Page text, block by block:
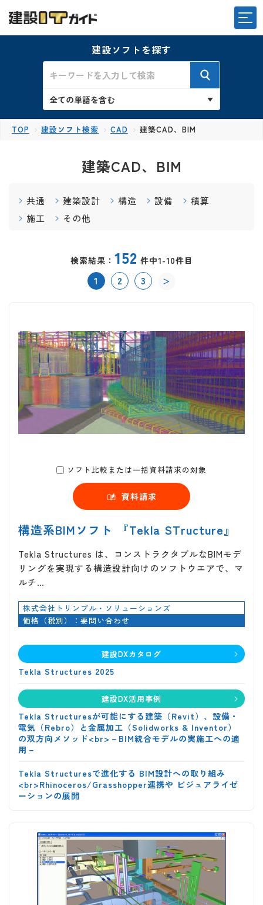
建設ソフトを探す
TOP 建設ソフト検索 CAD 建築CAD、BIM
建築CAD、BIM
共通 建築設計 構造 設備
積算
施工
その他
検索結果： 152 件中1-10件目
1 2 3 ＞
ソフト比較または一括資料請求の対象
資料請求
構造系BIMソフト 『Tekla STructure』
Tekla Structures は、コンストラクタブルなBIMモデ
リングを実現する構造設計向けのソフトウエアで、マ
ルチ…
株式会社トリンブル・ソリューションズ
価格（税別）：要問い合わせ
建設DXカタログ
Tekla Structures 2025
建設DX活用事例
Tekla Structuresが可能にする建築（Revit）、設備・
電気（Rebro）と金属加工（Solidworks & Inventor）
の双方向メソッド<br>－BIM統合モデルの実施工への適
用－
Tekla Structuresで進化する BIM設計への取り組み
<br>Rhinoceros/Grasshopper連携や ビジュアライゼ
ーションの展開